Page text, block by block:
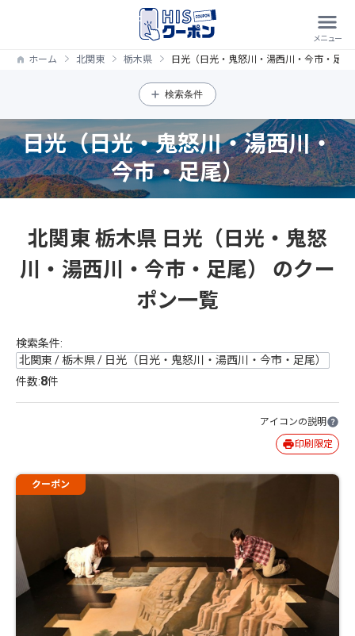
ホーム 北関東 栃木県 日光（日光・鬼怒川・湯西川・今市・足
検索条件
日光（日光・鬼怒川・湯西川・
今市・足尾）
北関東 栃木県 日光（日光・鬼怒
川・湯西川・今市・足尾） のクー
ポン一覧
検索条件:
北関東 / 栃木県 / 日光（日光・鬼怒川・湯西川・今市・足尾）
件数:8件
アイコンの説明
印刷限定
クーポン